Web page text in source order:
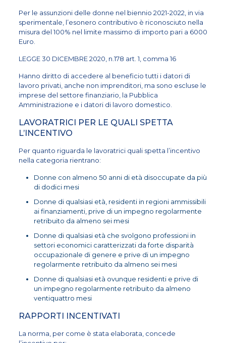
Per le assunzioni delle donne nel biennio 2021-2022, in via
sperimentale, l’esonero contributivo è riconosciuto nella
misura del 100% nel limite massimo di importo pari a 6000
Euro.
LEGGE 30 DICEMBRE 2020, n.178 art. 1, comma 16
Hanno diritto di accedere al beneficio tutti i datori di
lavoro privati, anche non imprenditori, ma sono escluse le
imprese del settore finanziario, la Pubblica
Amministrazione e i datori di lavoro domestico.
LAVORATRICI PER LE QUALI SPETTA
L’INCENTIVO
Per quanto riguarda le lavoratrici quali spetta l’incentivo
nella categoria rientrano:
Donne con almeno 50 anni di età disoccupate da più
di dodici mesi
Donne di qualsiasi età, residenti in regioni ammissibili
ai finanziamenti, prive di un impegno regolarmente
retribuito da almeno sei mesi
Donne di qualsiasi età che svolgono professioni in
settori economici caratterizzati da forte disparità
occupazionale di genere e prive di un impegno
regolarmente retribuito da almeno sei mesi
Donne di qualsiasi età ovunque residenti e prive di
un impegno regolarmente retribuito da almeno
ventiquattro mesi
RAPPORTI INCENTIVATI
La norma, per come è stata elaborata, concede